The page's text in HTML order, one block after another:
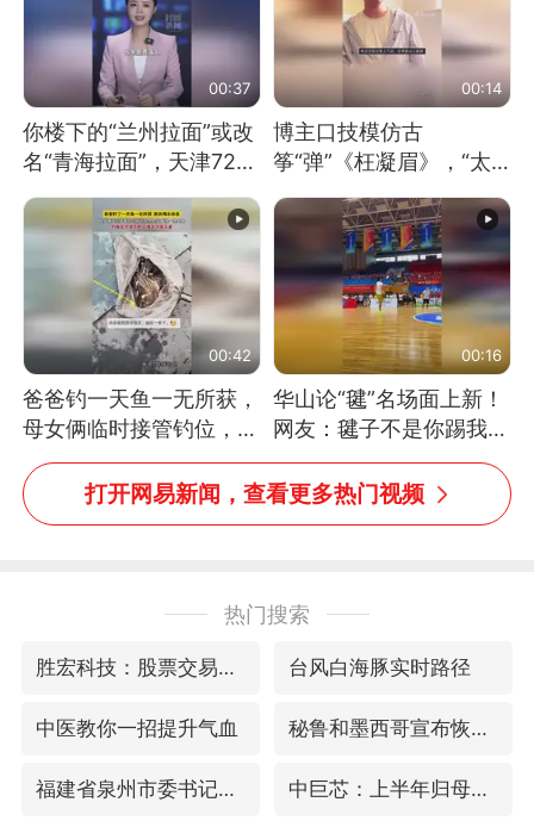
到洗手盆我没绷住
00:37
你楼下的“兰州拉面”或改
名“青海拉面”，天津72家
00:14
博主口技模仿古
筝“弹”《枉凝眉》，“太
吗？”“或将成为首位考级
不带古筝的选手。”（来
源：新华每日电讯）
00:42
爸爸钓一天鱼一无所获，
母女俩临时接管钓位，用
玩具鱼竿钓上大鱼
00:16
华山论“毽”名场面上新！
网友：毽子不是你踢我
捡，我踢你捡吗
打开网易新闻，查看更多热门视频
热门搜索
胜宏科技：股票交易异常波动 台风白海豚实时路径
中医教你一招提升气血 秘鲁和墨西哥宣布恢复外交关系
福建省泉州市委书记张毅恭接受纪律审查和监察调查 中巨芯：上半年归母净利润1405.77万元